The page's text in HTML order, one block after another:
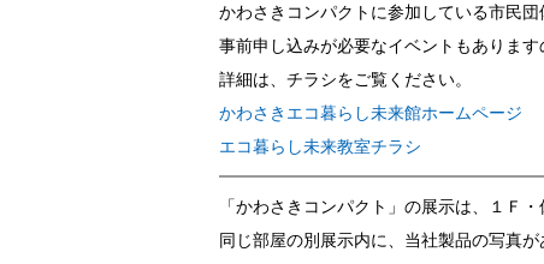
かわさきコンパクトに参加している市民
事前申し込みが必要なイベントもあります
詳細は、チラシをご覧ください。
かわさきエコ暮らし未来館ホームページ
エコ暮らし未来教室チラシ
「かわさきコンパクト」の展示は、１Ｆ・
同じ部屋の別展示内に、当社製品の写真